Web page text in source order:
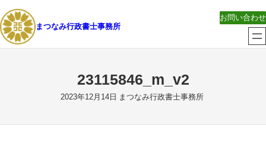
内
容
を
まつなみ行政書士事務所
お問い合わせ
23115846_m_v2
2023年12月14日 まつなみ行政書士事務所